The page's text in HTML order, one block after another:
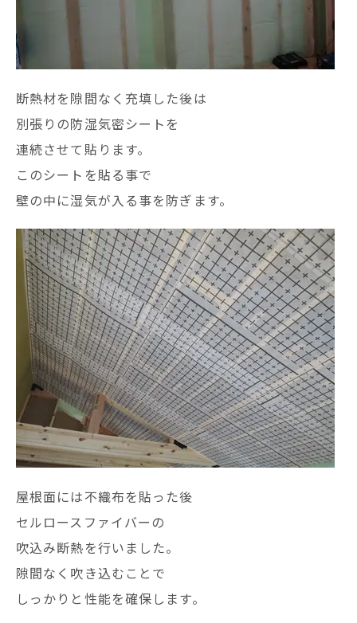
断熱材を隙間なく充填した後は
別張りの防湿気密シートを
連続させて貼ります。
このシートを貼る事で
壁の中に湿気が入る事を防ぎます。
屋根面には不織布を貼った後
セルロースファイバーの
吹込み断熱を行いました。
隙間なく吹き込むことで
しっかりと性能を確保します。